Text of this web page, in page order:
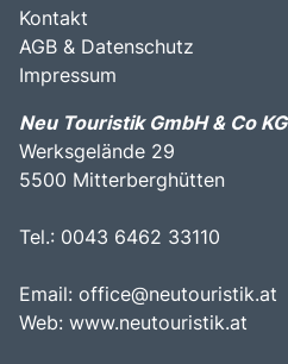
Kontakt
AGB & Datenschutz
Impressum
Neu Touristik GmbH & Co KG
Werksgelände 29
5500 Mitterberghütten
Tel.: 0043 6462 33110
Email: office@neutouristik.at
Web: www.neutouristik.at